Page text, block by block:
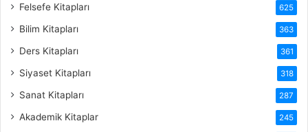
Felsefe Kitapları 625
Bilim Kitapları 363
Ders Kitapları 361
Siyaset Kitapları 318
Sanat Kitapları 287
Akademik Kitaplar 245